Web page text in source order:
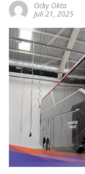
Ocky Okta
Juli 21, 2025